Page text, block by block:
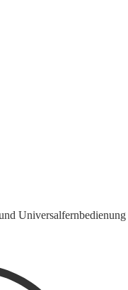
Universalfernbedienung